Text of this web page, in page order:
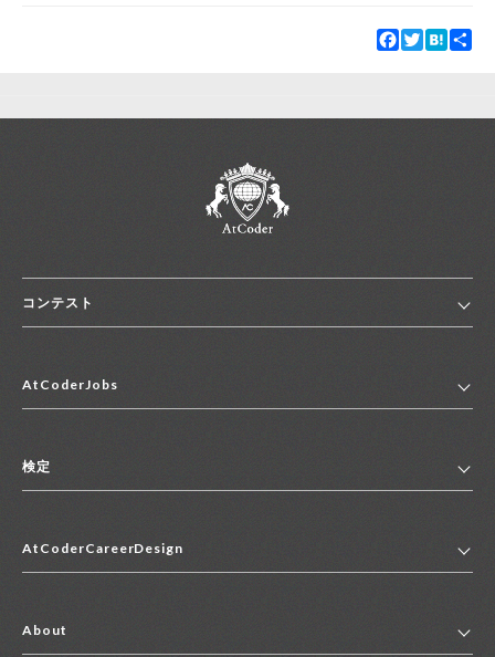
Facebook
TwitterHatena
コンテスト
コンテスト一覧
便利リンク集
AtCoderJobs
2027年新卒採用求人一覧
中途採用求人一覧
アルバイト求人一覧
検定
マイページ
AtCoderCareerDesign
About